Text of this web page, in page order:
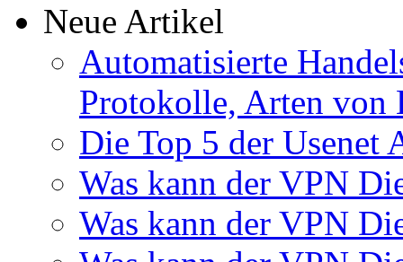
Neue Artikel
Automatisierte
Protokolle, Arten von
Die Top 5 der Usenet
Was kann der VPN
Was kann der VPN